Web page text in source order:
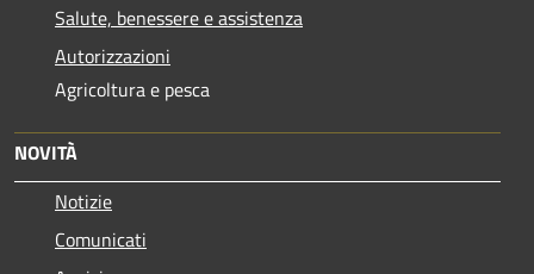
Salute, benessere e assistenza
Autorizzazioni
Agricoltura e pesca
NOVITÀ
Notizie
Comunicati